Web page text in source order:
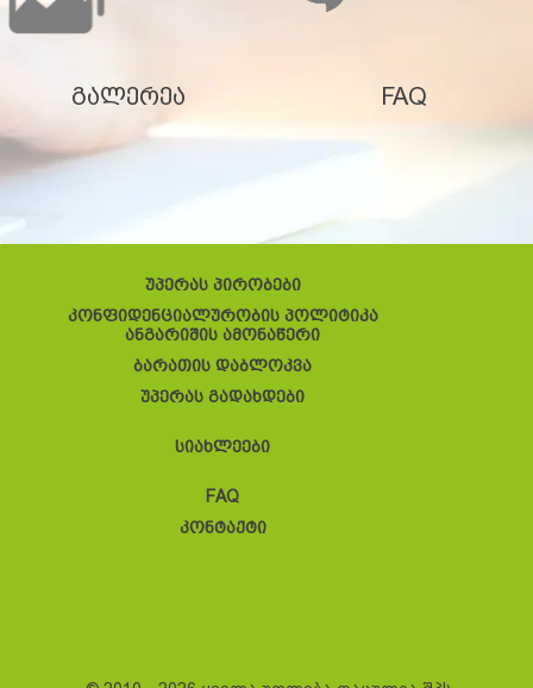
გალერეა FAQ
უპერას პირობები
კონფიდენციალურობის პოლიტიკა
ანგარიშის ამონაწერი
ბარათის დაბლოკვა
უპერას გადახდები
სიახლეები
FAQ
კონტაქტი